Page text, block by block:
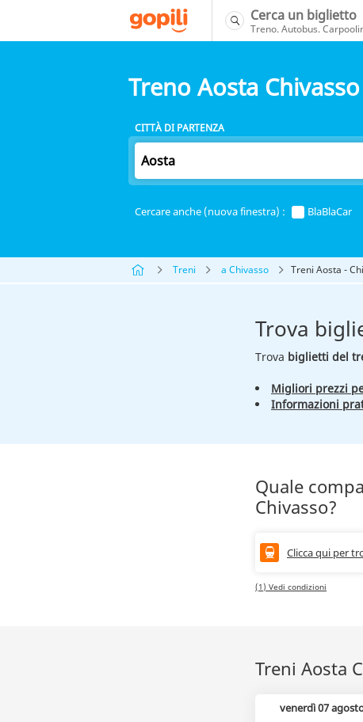
Cerca un biglietto
Treno. Autobus.
Treno Aosta Chivasso
CITTÀ DI PARTENZA
Cercare anche (nuova finestra) : BlaBlaCar
Treni a Chivasso Treni Aosta -
Trova
Trova biglietti del
Migliori prezzi
Informazioni
Quale
Chivasso?
Clicca qui per
(1) Vedi condizioni
Treni Aosta
venerdì 07